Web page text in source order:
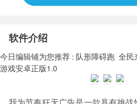
软件介绍
今日编辑铺为您推荐 : 队形障碍跑 全民
游戏安卓正版1.0